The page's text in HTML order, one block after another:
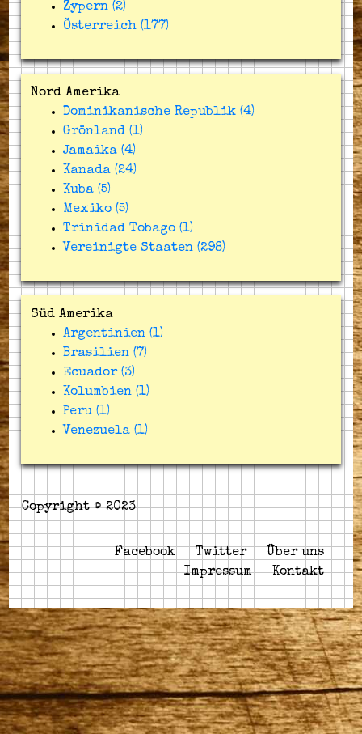
Zypern (2)
Österreich (177)
Nord Amerika
Dominikanische Republik (4)
Grönland (1)
Jamaika (4)
Kanada (24)
Kuba (5)
Mexiko (5)
Trinidad Tobago (1)
Vereinigte Staaten (298)
Süd Amerika
Argentinien (1)
Brasilien (7)
Ecuador (3)
Kolumbien (1)
Peru (1)
Venezuela (1)
Copyright © 2023
Facebook Twitter
Über uns
Impressum
Kontakt